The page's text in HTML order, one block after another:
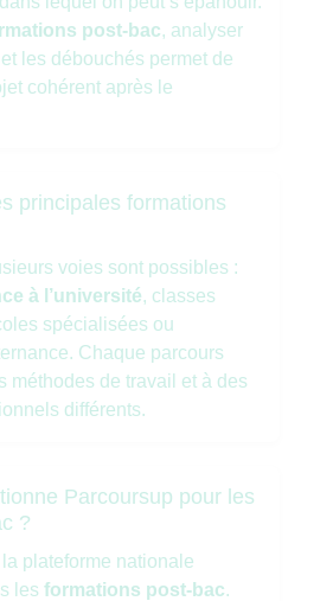
post-bac, analyser
les débouchés permet de
cohérent après le
principales formations
voies sont possibles :
à l’université, classes
spécialisées ou
Chaque parcours
méthodes de travail et à des
différents.
Parcoursup pour les
?
la plateforme nationale
les formations post-bac.